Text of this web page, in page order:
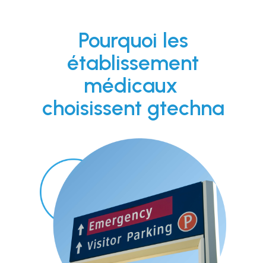
Pourquoi les
établissement
médicaux
choisissent gtechna